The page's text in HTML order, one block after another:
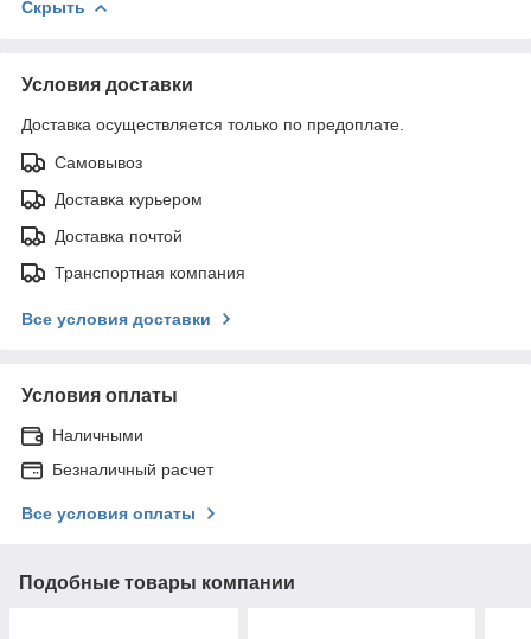
Скрыть
Условия доставки
Доставка осуществляется только по предоплате.
Самовывоз
Доставка курьером
Доставка почтой
Транспортная компания
Все условия доставки
Условия оплаты
Наличными
Безналичный расчет
Все условия оплаты
Подобные товары компании